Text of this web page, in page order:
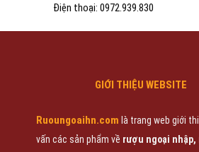
Điện thoại: 0972.939.830
GIỚI THIỆU WEBSITE
Ruoungoaihn.com là trang web giới
vấn các sản phẩm về rượu ngoại nhập,